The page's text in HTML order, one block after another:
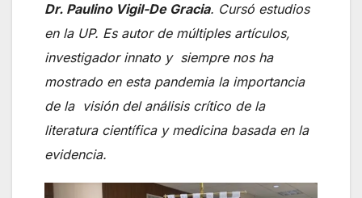
Dr. Paulino Vigil-De Gracia. Cursó estudios
en la UP. Es autor de múltiples artículos,
investigador innato y siempre nos ha
mostrado en esta pandemia la importancia
de la visión del análisis crítico de la
literatura científica y medicina basada en la
evidencia.